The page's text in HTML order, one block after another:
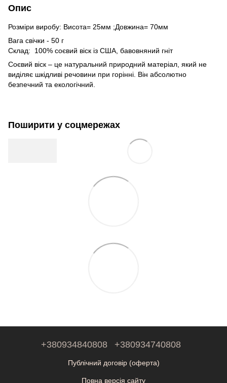
Опис
Розміри виробу: Висота= 25мм ;Довжина= 70мм
Вага свічки - 50 г
Склад: 100% соєвий віск із США, бавовняний гніт
Соєвий віск – це натуральний природний матеріал, який не
виділяє шкідливі речовини при горінні. Він абсолютно
безпечний та екологічний.
Поширити у соцмережах
+380934840808 +380934740808
Публічний договір (оферта)
Повна версія сайту